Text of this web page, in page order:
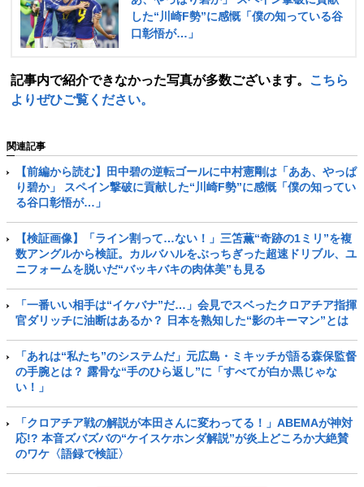
した“川崎F勢”に感慨「僕の知っている谷
口彰悟が…」
記事内で紹介できなかった写真が多数ございます。
こちら
よりぜひご覧ください。
関連記事
【前編から読む】田中碧の逆転ゴールに中村憲剛は「ああ、やっぱ
り碧か」 スペイン撃破に貢献した“川崎F勢”に感慨「僕の知ってい
る谷口彰悟が…」
【検証画像】「ライン割って…ない！」三笘薫“奇跡の1ミリ”を複
数アングルから検証。カルバハルをぶっちぎった超速ドリブル、ユ
ニフォームを脱いだ“バッキバキの肉体美”も見る
「一番いい相手は“イケバナ”だ…」会見でスベったクロアチア指揮
官ダリッチに油断はあるか？ 日本を熟知した“影のキーマン”とは
「あれは“私たち”のシステムだ」元広島・ミキッチが語る森保監督
の手腕とは？ 露骨な“手のひら返し”に「すべてが白か黒じゃな
い！」
「クロアチア戦の解説が本田さんに変わってる！」ABEMAが神対
応!? 本音ズバズバの“ケイスケホンダ解説”が炎上どころか大絶賛
のワケ〈語録で検証〉